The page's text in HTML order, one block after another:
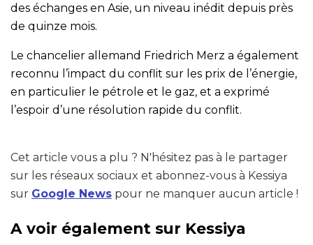
des échanges en Asie, un niveau inédit depuis près
de quinze mois.
Le chancelier allemand Friedrich Merz a également
reconnu l’impact du conflit sur les prix de l’énergie,
en particulier le pétrole et le gaz, et a exprimé
l’espoir d’une résolution rapide du conflit.
Cet article vous a plu ? N'hésitez pas à le partager
sur les réseaux sociaux et abonnez-vous à Kessiya
sur Google News pour ne manquer aucun article !
A voir également sur Kessiya